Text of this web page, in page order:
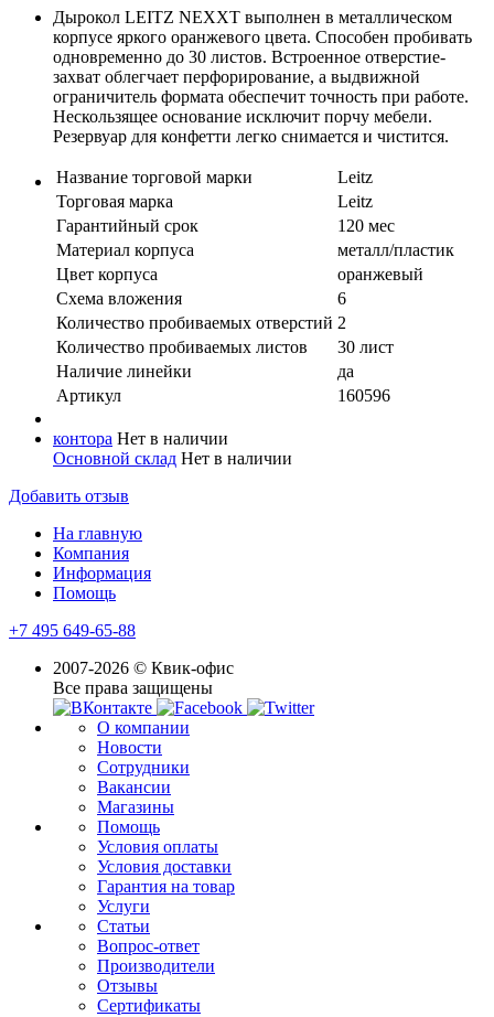
Дырокол LEITZ NEXXT выполнен в металлическом
корпусе яркого оранжевого цвета. Способен пробивать
одновременно до 30 листов. Встроенное отверстие-
захват облегчает перфорирование, а выдвижной
ограничитель формата обеспечит точность при работе.
Нескользящее основание исключит порчу мебели.
Резервуар для конфетти легко снимается и чистится.
Название торговой марки
Leitz
Торговая марка
Leitz
Гарантийный срок
120 мес
Материал корпуса
металл/пластик
Цвет корпуса
оранжевый
Схема вложения
6
Количество пробиваемых отверстий 2
Количество пробиваемых листов
30 лист
Наличие линейки
да
Артикул
160596
контора Нет в наличии
Основной склад Нет в наличии
Добавить отзыв
На главную
Компания
Информация
Помощь
+7 495 649-65-88
2007-2026 © Квик-офис
Все права защищены
О компании
Новости
Сотрудники
Вакансии
Магазины
Помощь
Условия оплаты
Условия доставки
Гарантия на товар
Услуги
Статьи
Вопрос-ответ
Производители
Отзывы
Сертификаты